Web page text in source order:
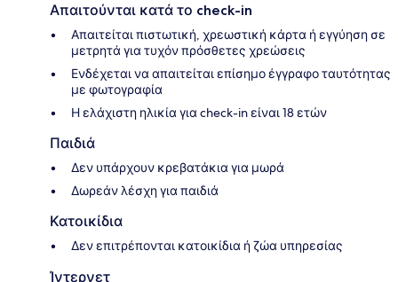
Απαιτούνται κατά το check-in
Απαιτείται πιστωτική, χρεωστική κάρτα ή εγγύηση σε
μετρητά για τυχόν πρόσθετες χρεώσεις
Ενδέχεται να απαιτείται επίσημο έγγραφο ταυτότητας
με φωτογραφία
Η ελάχιστη ηλικία για check-in είναι 18 ετών
Παιδιά
Δεν υπάρχουν κρεβατάκια για μωρά
Δωρεάν λέσχη για παιδιά
Κατοικίδια
Δεν επιτρέπονται κατοικίδια ή ζώα υπηρεσίας
Ίντερνετ